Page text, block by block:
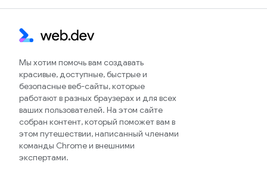
Мы хотим помочь вам создавать
красивые, доступные, быстрые и
безопасные веб-сайты, которые
работают в разных браузерах и для всех
ваших пользователей. На этом сайте
собран контент, который поможет вам в
этом путешествии, написанный членами
команды Chrome и внешними
экспертами.